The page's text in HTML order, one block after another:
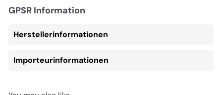
GPSR Information
Herstellerinformationen
Importeurinformationen